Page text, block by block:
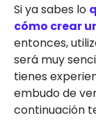
Si ya sabes lo
cómo crear
entonces,
será muy
tienes
embudo de
continuación